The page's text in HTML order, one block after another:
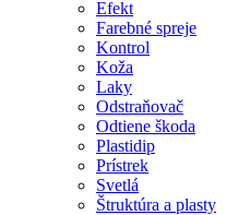
Efekt
Farebné spreje
Kontrol
Koža
Laky
Odstraňovač
Odtiene škoda
Plastidip
Prístrek
Svetlá
Štruktúra a plasty